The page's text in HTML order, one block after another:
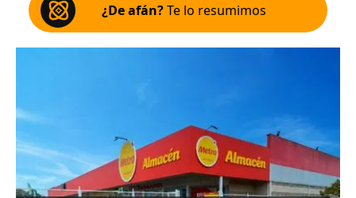
¿De afán?Te lo resumimos